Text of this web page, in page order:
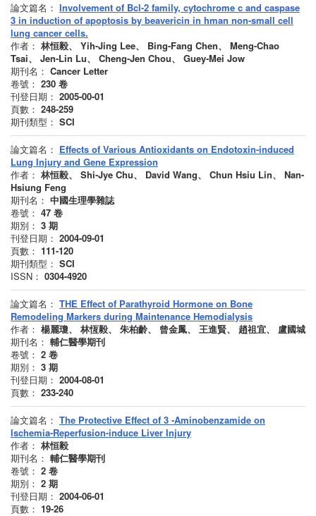
論文篇名： Involvement of Bcl-2 family, cytochrome c and caspase
3 in induction of apoptosis by beavericin in hman non-small cell
lung cancer cells.
作者： 林恒毅、 Yih-Jing Lee、 Bing-Fang Chen、 Meng-Chao
Tsai、 Jen-Lin Lu、 Cheng-Jen Chou、 Guey-Mei Jow
期刊名： Cancer Letter
卷號： 230 卷
刊登日期： 2005-00-01
頁數： 248-259
期刊類型： SCI
論文篇名： Effects of Various Antioxidants on Endotoxin-induced
Lung Injury and Gene Expression
作者： 林恒毅、 Shi-Jye Chu、 David Wang、 Chun Hsiu Lin、 Nan-
Hsiung Feng
期刊名： 中國生理學雜誌
卷號： 47 卷
期別： 3 期
刊登日期： 2004-09-01
頁數： 111-120
期刊類型： SCI
ISSN： 0304-4920
論文篇名： THE Effect of Parathyroid Hormone on Bone
Remodeling Markers during Maintenance Hemodialysis
作者： 楊麗瓊、 林恆毅、 朱柏齡、 曾金鳳、 王進賢、 趙祖宜、 盧國城
期刊名： 輔仁醫學期刊
卷號： 2 卷
期別： 3 期
刊登日期： 2004-08-01
頁數： 233-240
論文篇名： The Protective Effect of 3 -Aminobenzamide on
Ischemia-Reperfusion-induce Liver Injury
作者： 林恒毅
期刊名： 輔仁醫學期刊
卷號： 2 卷
期別： 2 期
刊登日期： 2004-06-01
頁數： 19-26